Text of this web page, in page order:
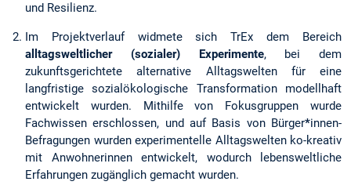
und Resilienz.
Im Projektverlauf widmete sich TrEx dem Bereich
alltagsweltlicher (sozialer) Experimente, bei dem
zukunftsgerichtete alternative Alltagswelten für eine
langfristige sozialökologische Transformation modellhaft
entwickelt wurden. Mithilfe von Fokusgruppen wurde
Fachwissen erschlossen, und auf Basis von Bürger*innen-
Befragungen wurden experimentelle Alltagswelten ko-kreativ
mit Anwohnerinnen entwickelt, wodurch lebensweltliche
Erfahrungen zugänglich gemacht wurden.